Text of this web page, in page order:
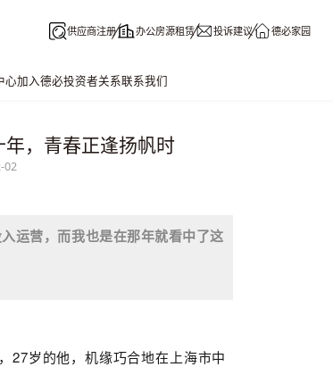
供应商注册 办公房源租赁 投诉建议 德必家园
心加入德必投资者关系联系我们
，青春正逢扬帆时
02
运营，而我也是在那年就看中了这
27岁的他，机缘巧合地在上海市中